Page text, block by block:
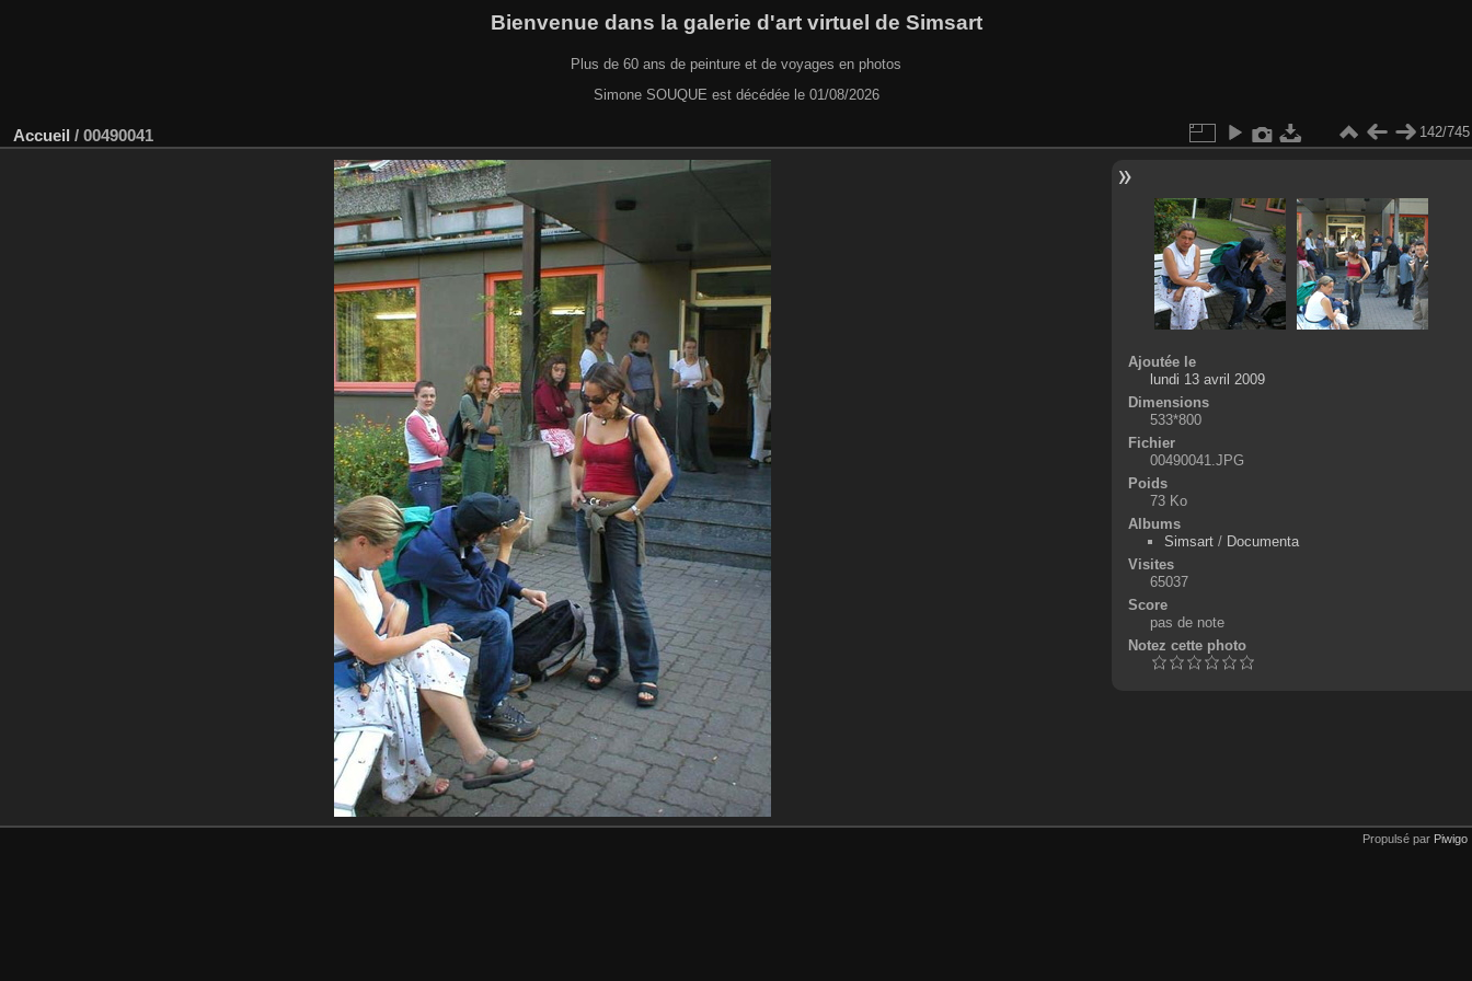
Bienvenue dans la galerie d'art virtuel de Simsart
Plus de 60 ans de peinture et de voyages en photos
Simone SOUQUE est décédée le 01/08/2026
Accueil / 00490041 142/745
Ajoutée le
lundi 13 avril 2009
Dimensions
533*800
Fichier
00490041.JPG
Poids
73 Ko
Albums
Simsart/ Documenta
Visites
65037
Score
pas de note
Notez cette photo
Propulsé par Piwigo